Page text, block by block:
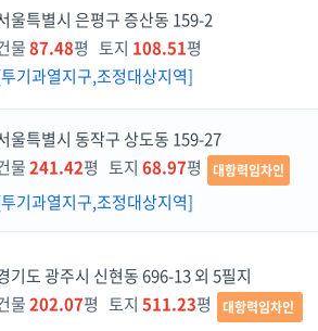
울특별시 은평구 증산동 159-2
물87.48평 토지 108.51평
기과열지구,조정대상지역]
울특별시 동작구 상도동 159-27
물241.42평 토지 68.97평 대항력임차인
기과열지구,조정대상지역]
기도 광주시 신현동 696-13 외 5필지
물202.07평 토지 511.23평 대항력임차인